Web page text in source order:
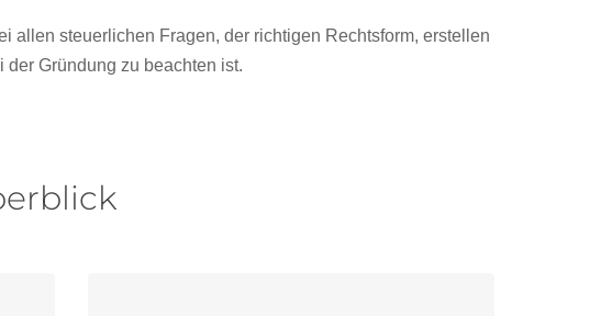
allen steuerlichen Fragen, der richtigen Rechtsform, erstellen
Gründung zu beachten ist.